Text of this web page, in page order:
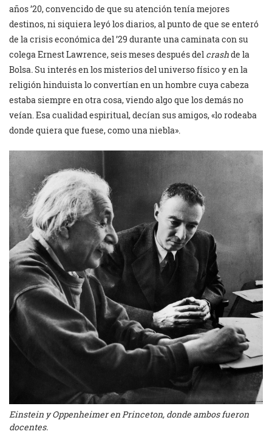
años ’20, convencido de que su atención tenía mejores
destinos, ni siquiera leyó los diarios, al punto de que se enteró
de la crisis económica del ’29 durante una caminata con su
colega Ernest Lawrence, seis meses después del crashde la
Bolsa.Su interés en los misterios del universo físico y en la
religión hinduista lo convertían en un hombre cuya cabeza
estaba siempre en otra cosa, viendo algo que los demás no
veían. Esa cualidad espiritual, decían sus amigos, «lo rodeaba
donde quiera que fuese, como una niebla».
Einstein y Oppenheimer en Princeton, donde ambos fueron
docentes.